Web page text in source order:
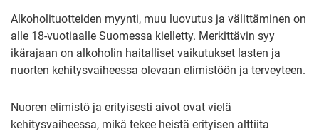
Alkoholituotteiden myynti, muu luovutus ja välittäminen on
alle 18-vuotiaalle Suomessa kielletty. Merkittävin syy
ikärajaan on alkoholin haitalliset vaikutukset lasten ja
nuorten kehitysvaiheessa olevaan elimistöön ja terveyteen.
Nuoren elimistö ja erityisesti aivot ovat vielä
kehitysvaiheessa, mikä tekee heistä erityisen alttiita